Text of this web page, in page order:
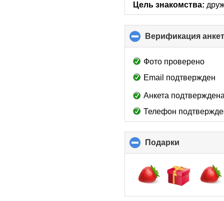
Цель знакомства:
Верификация
Фото проверено
Email подтвержден
Анкета
Телефон
Подарки
to
contents